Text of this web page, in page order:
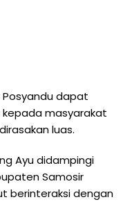
dapat
masyarakat
luas.
Ayu didampingi
Samosir
berinteraksi dengan